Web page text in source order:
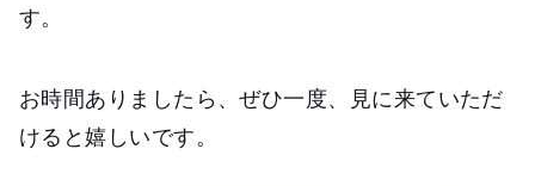
す。
お時間ありましたら、ぜひ一度、見に来ていただ
けると嬉しいです。